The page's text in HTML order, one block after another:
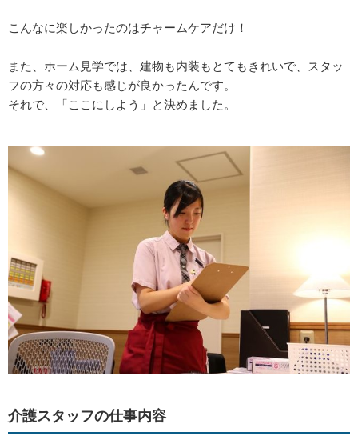
こんなに楽しかったのはチャームケアだけ！
また、ホーム見学では、建物も内装もとてもきれいで、スタッ
フの方々の対応も感じが良かったんです。
それで、「ここにしよう」と決めました。
介護スタッフの仕事内容